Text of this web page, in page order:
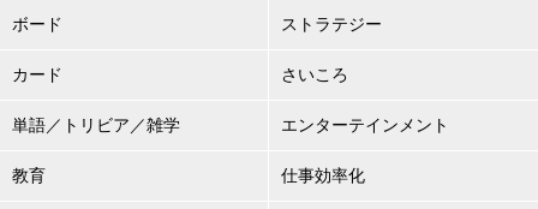
ボード ストラテジー
カード さいころ
単語／トリビア／雑学 エンターテインメント
教育 仕事効率化